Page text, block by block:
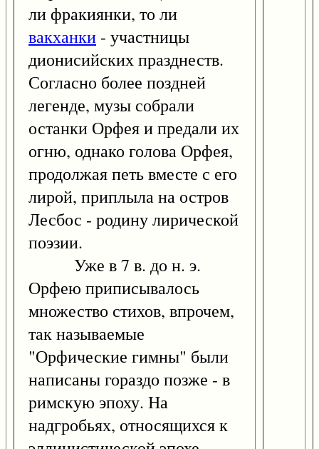
ли фракиянки, то ли
вакханки - участницы
дионисийских празднеств.
Согласно более поздней
легенде, музы собрали
останки Орфея и предали их
огню, однако голова Орфея,
продолжая петь вместе с его
лирой, приплыла на остров
Лесбос - родину лирической
поэзии.
Уже в 7 в. до н. э.
Орфею приписывалось
множество стихов, впрочем,
так называемые
"Орфические гимны" были
написаны гораздо позже - в
римскую эпоху. На
надгробьях, относящихся к